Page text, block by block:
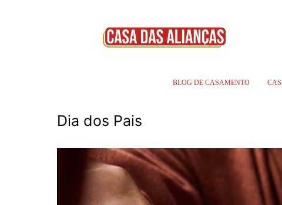
BLOG DE CASAMENTO
Dia dos Pais